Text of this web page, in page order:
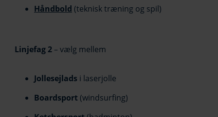
Håndbold (teknisk træning og spil)
Linjefag 2 – vælg mellem
Jollesejlads i laserjolle
Boardsport (windsurfing)